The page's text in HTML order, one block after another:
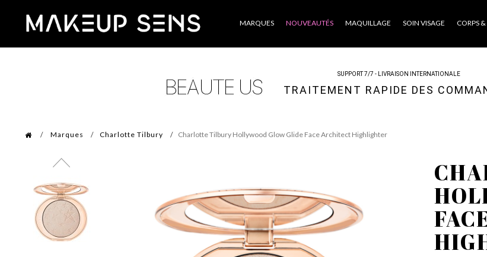
Catégories MARQUES NOUVEAUTÉS MAQUILLAGE SOIN VISAGE CORPS
SUPPORT 7/7 - LIVRAISON INTERNATIONALE
TRAITEMENT RAPIDE DES
Marques Charlotte Tilbury Charlotte Tilbury Hollywood Glow Glide Face Architect Highlighter